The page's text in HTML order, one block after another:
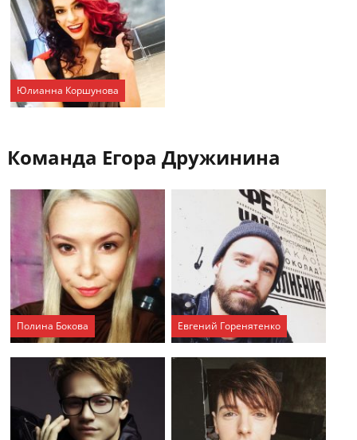
Юлианна Коршунова
Команда Егора Дружинина
Полина Бокова Евгений Горенятенко